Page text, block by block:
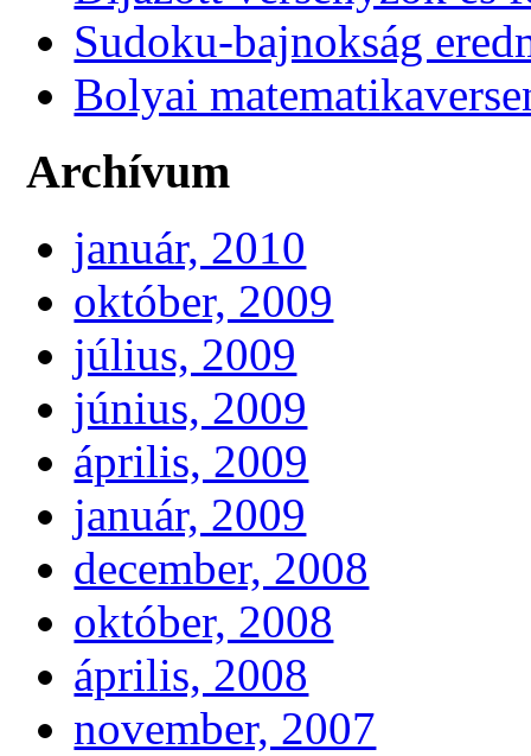
Sudoku-bajnokság
Bolyai
Archívum
január, 2010
október, 2009
július, 2009
június, 2009
április, 2009
január, 2009
december, 2008
október, 2008
április, 2008
november, 2007